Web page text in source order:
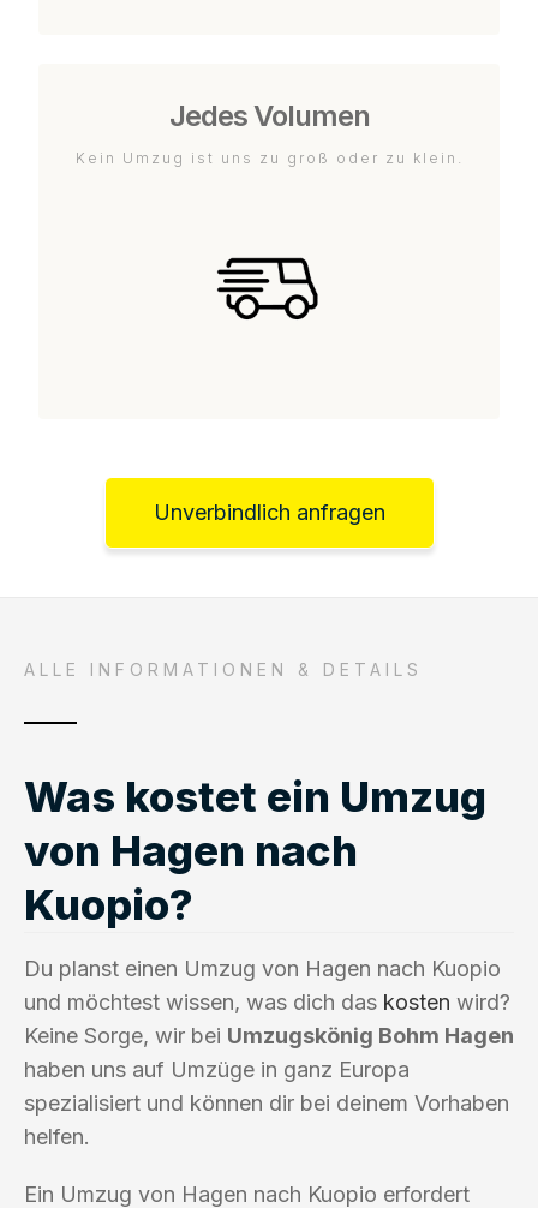
Jedes Volumen
Kein Umzug ist uns zu groß oder zu klein.
Unverbindlich anfragen
ALLE INFORMATIONEN & DETAILS
Was kostet ein Umzug
von Hagen nach
Kuopio?
Du planst einen Umzug von Hagen nach Kuopio
und möchtest wissen, was dich das kosten wird?
Keine Sorge, wir bei Umzugskönig Bohm Hagen
haben uns auf Umzüge in ganz Europa
spezialisiert und können dir bei deinem Vorhaben
helfen.
Ein Umzug von Hagen nach Kuopio erfordert